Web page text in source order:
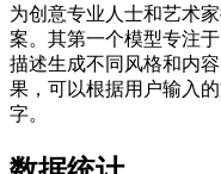
为创意专业人士和艺术
案。其第一个模型专注
描述生成不同风格和内
果，可以根据用户输入
字。